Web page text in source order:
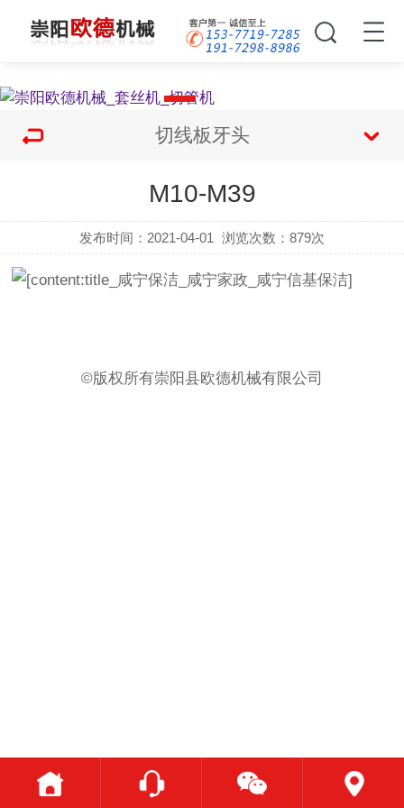
切线板牙头
M10-M39
发布时间：2021-04-01 浏览次数： 879次
©版权所有崇阳县欧德机械有限公司